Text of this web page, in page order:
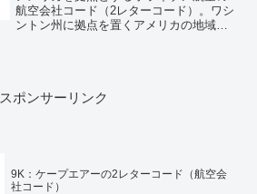
航空会社コード（2レターコード）。ワシ
ントン州に拠点を置くアメリカの地域航
スポンサーリンク
9K：ケープエアーの2レターコード（航空会
社コード）